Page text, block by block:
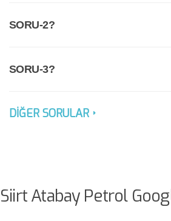
SORU-2?
SORU-3?
DİĞER SORULAR
Siirt Atabay Petrol